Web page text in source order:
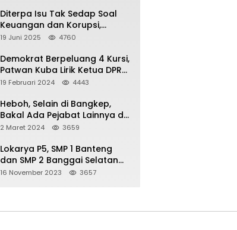
Diterpa Isu Tak Sedap Soal
Keuangan dan Korupsi,
Pemda Balut Sebut Isu Tak
19 Juni 2025 4760
Demokrat Berpeluang 4 Kursi,
Patwan Kuba Lirik Ketua DPRD
Banggai Laut
19 Februari 2024 4443
Heboh, Selain di Bangkep,
Bakal Ada Pejabat Lainnya di
Banggai Laut yang Bakal di
2 Maret 2024 3659
Lokarya P5, SMP 1 Banteng
dan SMP 2 Banggai Selatan
Curi Perhatian
16 November 2023 3657